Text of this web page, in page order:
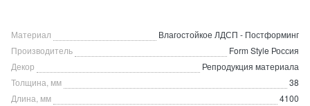
Материал
Влагостойкое ЛДСП - Постформинг
Производитель
Form Style Россия
Декор
Репродукция материала
Толщина, мм
38
Длина, мм
4100